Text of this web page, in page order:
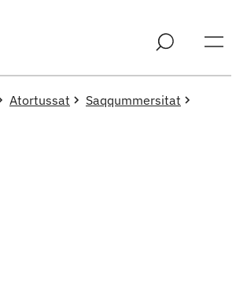
Atortussat
Saqqummersitat